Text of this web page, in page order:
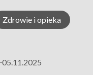
Zdrowie i opieka
05.11.2025